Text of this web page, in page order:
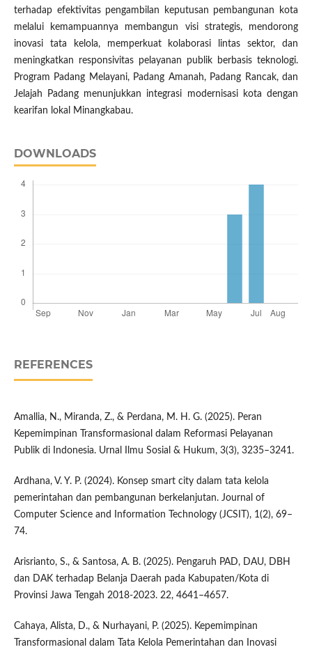
terhadap efektivitas pengambilan keputusan pembangunan kota
melalui kemampuannya membangun visi strategis, mendorong
inovasi tata kelola, memperkuat kolaborasi lintas sektor, dan
meningkatkan responsivitas pelayanan publik berbasis teknologi.
Program Padang Melayani, Padang Amanah, Padang Rancak, dan
Jelajah Padang menunjukkan integrasi modernisasi kota dengan
kearifan lokal Minangkabau.
DOWNLOADS
REFERENCES
Amallia, N., Miranda, Z., & Perdana, M. H. G. (2025). Peran
Kepemimpinan Transformasional dalam Reformasi Pelayanan
Publik di Indonesia. Urnal Ilmu Sosial & Hukum, 3(3), 3235–3241.
Ardhana, V. Y. P. (2024). Konsep smart city dalam tata kelola
pemerintahan dan pembangunan berkelanjutan. Journal of
Computer Science and Information Technology (JCSIT), 1(2), 69–
74.
Arisrianto, S., & Santosa, A. B. (2025). Pengaruh PAD, DAU, DBH
dan DAK terhadap Belanja Daerah pada Kabupaten/Kota di
Provinsi Jawa Tengah 2018-2023. 22, 4641–4657.
Cahaya, Alista, D., & Nurhayani, P. (2025). Kepemimpinan
Transformasional dalam Tata Kelola Pemerintahan dan Inovasi